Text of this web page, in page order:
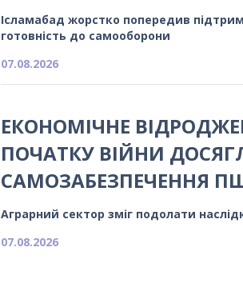
Ісламабад жорстко попередив
готовність до самооборони
07.08.2026
ЕКОНОМІЧНЕ
ПОЧАТКУ ВІЙНИ
САМОЗАБЕЗПЕЧЕННЯ
Аграрний сектор зміг подолати
07.08.2026